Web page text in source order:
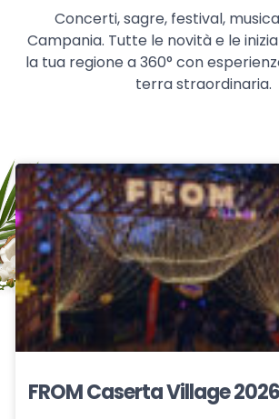
Concerti, sagre, festival,
Campania. Tutte le novità e le
la tua regione a 360° con
terra straordinaria.
FROM Caserta Village 2026